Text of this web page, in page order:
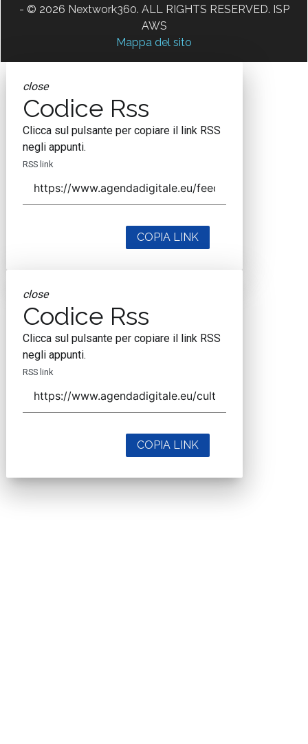
- © 2026 Nextwork360. ALL RIGHTS RESERVED. ISP
AWS
Mappa del sito
close
Codice Rss
Clicca sul pulsante per copiare il link RSS
negli appunti.
RSS link
COPIA LINK
close
Codice Rss
Clicca sul pulsante per copiare il link RSS
negli appunti.
RSS link
COPIA LINK